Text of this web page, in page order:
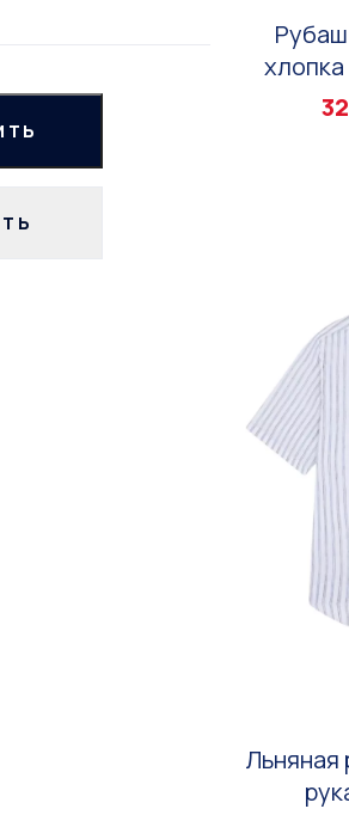
Льняная